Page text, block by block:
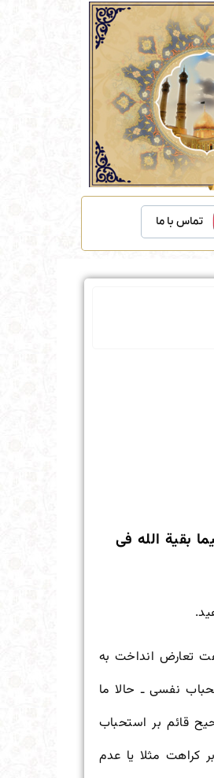
تماس با ما
بقیة الله فی
تعارض انداخت به
نفسی ـ حالا ما
قائم بر استحباب
کراهت مثلا یا عدم